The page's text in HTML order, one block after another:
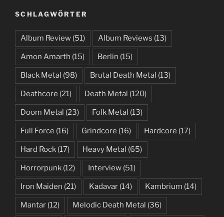
SCHLAGWÖRTER
Album Review (51) Album Reviews (13)
Amon Amarth (15) Berlin (15)
Black Metal (98) Brutal Death Metal (13)
Deathcore (21) Death Metal (120)
Doom Metal (23) Folk Metal (13)
Full Force (16) Grindcore (16) Hardcore (17)
Hard Rock (17) Heavy Metal (65)
Horrorpunk (12) Interview (51)
Iron Maiden (21) Kadavar (14) Kambrium (14)
Mantar (12) Melodic Death Metal (36)